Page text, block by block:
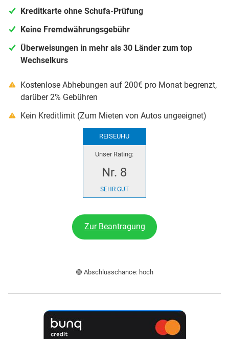
Kreditkarte ohne Schufa-Prüfung
Keine Fremdwährungsgebühr
Überweisungen in mehr als 30 Länder zum top
Wechselkurs
Kostenlose Abhebungen auf 200€ pro Monat begrenzt,
darüber 2% Gebühren
Kein Kreditlimit (Zum Mieten von Autos ungeeignet)
REISEUHU
Unser Rating:
Nr. 8
SEHR GUT
Zur Beantragung
🟢 Abschlusschance: hoch